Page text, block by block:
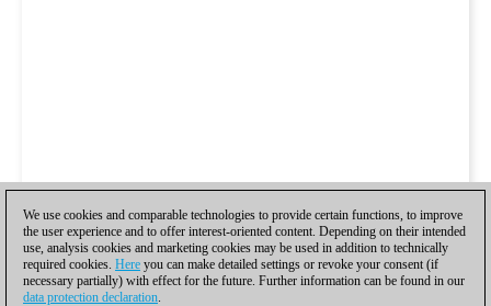
We use cookies and comparable technologies to provide certain functions, to improve
the user experience and to offer interest-oriented content. Depending on their intended
use, analysis cookies and marketing cookies may be used in addition to technically
required cookies. Here you can make detailed settings or revoke your consent (if
necessary partially) with effect for the future. Further information can be found in our
data protection declaration.